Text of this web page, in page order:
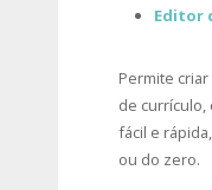
Editor
Permite
de currículo,
fácil e
ou do zero.